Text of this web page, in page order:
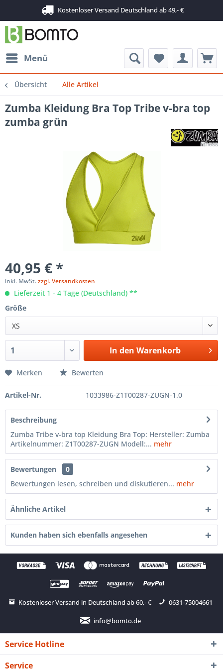
Kostenloser Versand Deutschland ab 49,- €
Menü
Übersicht Alle Artikel
Zumba Kleidung Bra Top Tribe v-bra top
zumba grün
40,95 € *
inkl. MwSt.zzgl. Versandkosten
Lieferzeit 1 - 4 Tage (Deutschland) **
Größe
XS
In den Warenkorb
Merken Bewerten
Artikel-Nr. 1033986-Z1T00287-ZUGN-1.0
Beschreibung
Zumba Tribe v-bra top Kleidung Bra Top: Hersteller: Zumba
Artikelnummer: Z1T00287-ZUGN Modell:... mehr
Bewertungen
0
Bewertungen lesen, schreiben und diskutieren... mehr
Ähnliche Artikel
Kunden haben sich ebenfalls angesehen
Kostenloser Versand in Deutschland ab 60,- € 0631-75004661
info@bomto.de
Service Hotline
Service